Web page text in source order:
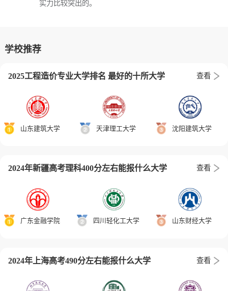
实力比较突出的。
学校推荐
2025工程造价专业大学排名 最好的十所大学 查看
山东建筑大学 天津理工大学 沈阳建筑大学
2024年新疆高考理科400分左右能报什么大学 查看
广东金融学院 四川轻化工大学 山东财经大学
2024年上海高考490分左右能报什么大学 查看